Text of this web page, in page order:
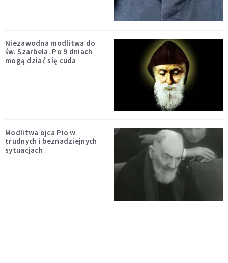
Niezawodna modlitwa do
św. Szarbela. Po 9 dniach
mogą dziać się cuda
Modlitwa ojca Pio w
trudnych i beznadziejnych
sytuacjach